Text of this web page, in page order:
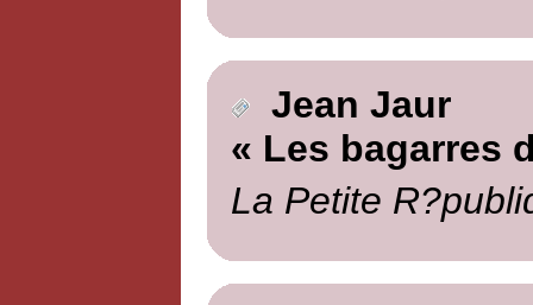
Jean Jaur
« Les bagarres
La Petite